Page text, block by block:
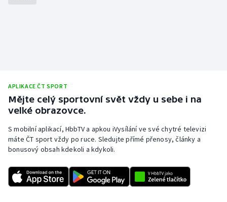
APLIKACE ČT SPORT
Mějte celý sportovní svět vždy u sebe i na
velké obrazovce.
S mobilní aplikací, HbbTV a apkou iVysílání ve své chytré televizi
máte ČT sport vždy po ruce. Sledujte přímé přenosy, články a
bonusový obsah kdekoli a kdykoli.